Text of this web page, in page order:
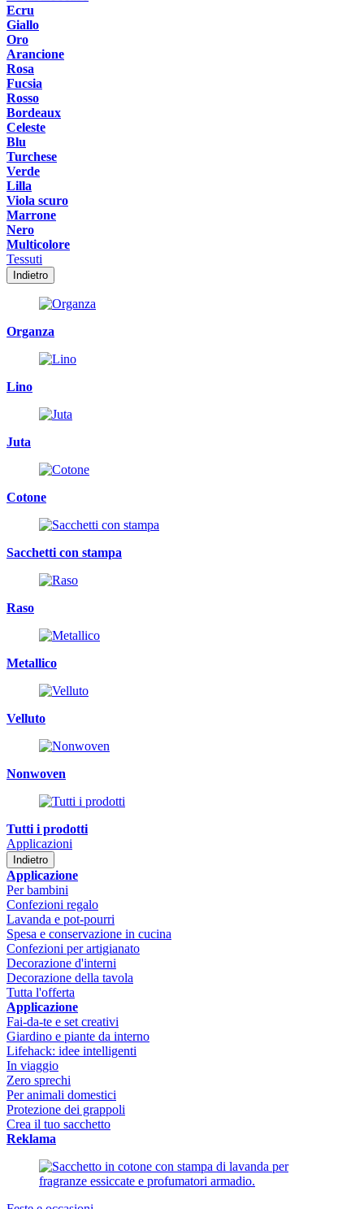
Ecru
Giallo
Oro
Arancione
Rosa
Fucsia
Rosso
Bordeaux
Celeste
Blu
Turchese
Verde
Lilla
Viola scuro
Marrone
Nero
Multicolore
Tessuti
Indietro
Organza
Lino
Juta
Cotone
Sacchetti con stampa
Raso
Metallico
Velluto
Nonwoven
Tutti i prodotti
Applicazioni
Indietro
Applicazione
Per bambini
Confezioni regalo
Lavanda e pot-pourri
Spesa e conservazione in cucina
Confezioni per artigianato
Decorazione d'interni
Decorazione della tavola
Tutta l'offerta
Applicazione
Fai-da-te e set creativi
Giardino e piante da interno
Lifehack: idee intelligenti
In viaggio
Zero sprechi
Per animali domestici
Protezione dei grappoli
Crea il tuo sacchetto
Reklama